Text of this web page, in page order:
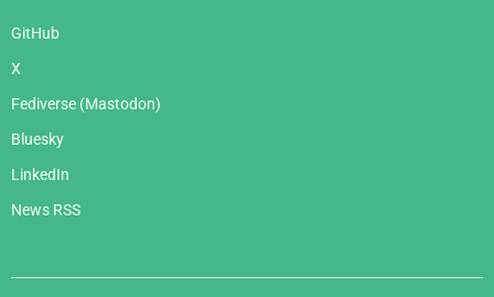
GitHub
X
Fediverse (Mastodon)
Bluesky
LinkedIn
News RSS